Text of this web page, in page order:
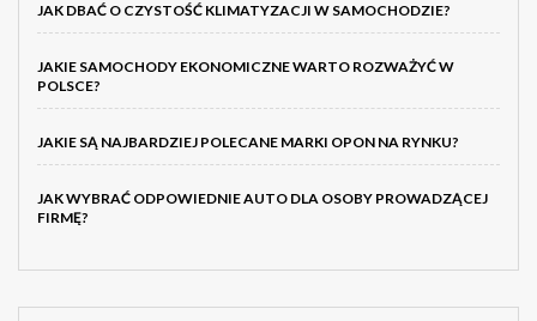
JAK DBAĆ O CZYSTOŚĆ KLIMATYZACJI W SAMOCHODZIE?
JAKIE SAMOCHODY EKONOMICZNE WARTO ROZWAŻYĆ W
POLSCE?
JAKIE SĄ NAJBARDZIEJ POLECANE MARKI OPON NA RYNKU?
JAK WYBRAĆ ODPOWIEDNIE AUTO DLA OSOBY PROWADZĄCEJ
FIRMĘ?